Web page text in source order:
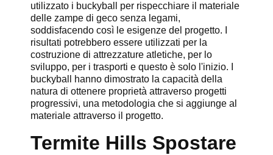
utilizzato i buckyball per rispecchiare il materiale
delle zampe di geco senza legami,
soddisfacendo così le esigenze del progetto. I
risultati potrebbero essere utilizzati per la
costruzione di attrezzature atletiche, per lo
sviluppo, per i trasporti e questo è solo l'inizio. I
buckyball hanno dimostrato la capacità della
natura di ottenere proprietà attraverso progetti
progressivi, una metodologia che si aggiunge al
materiale attraverso il progetto.
Termite Hills Spostare